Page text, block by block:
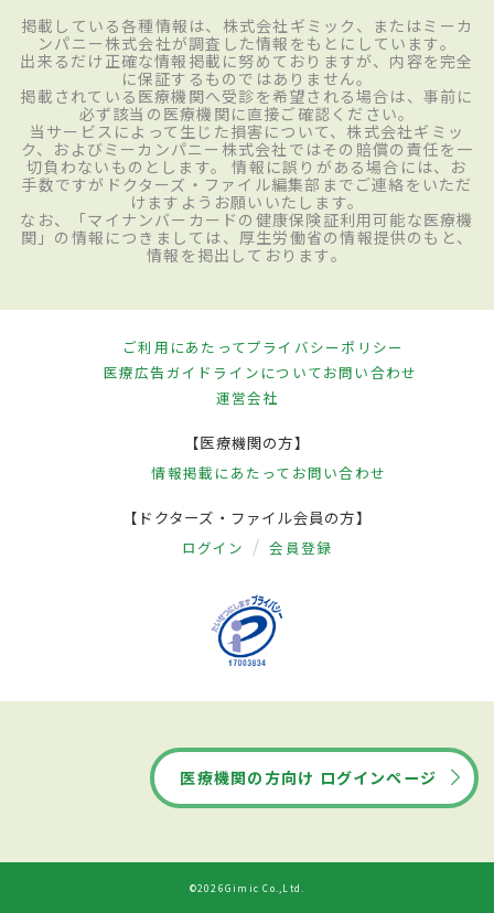
掲載している各種情報は、株式会社ギミック、またはミーカ
ンパニー株式会社が調査した情報をもとにしています。
出来るだけ正確な情報掲載に努めておりますが、内容を完全
に保証するものではありません。
掲載されている医療機関へ受診を希望される場合は、事前に
必ず該当の医療機関に直接ご確認ください。
当サービスによって生じた損害について、株式会社ギミッ
ク、およびミーカンパニー株式会社ではその賠償の責任を一
切負わないものとします。 情報に誤りがある場合には、お
手数ですがドクターズ・ファイル編集部までご連絡をいただ
けますようお願いいたします。
なお、「マイナンバーカードの健康保険証利用可能な医療機
関」の情報につきましては、厚生労働省の情報提供のもと、
情報を掲出しております。
ご利用にあたってプライバシーポリシー
医療広告ガイドラインについてお問い合わせ
運営会社
【医療機関の方】
情報掲載にあたって お問い合わせ
【ドクターズ・ファイル会員の方】
ログイン 会員登録
医療機関の方向け ログインページ
©2026Gimic Co.,Ltd.